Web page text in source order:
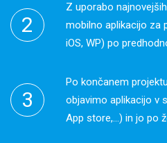
Z uporabo
mobilno aplikacijo za
iOS, WP) po
Po končanem
objavimo aplikacijo v
App store,...) in jo po